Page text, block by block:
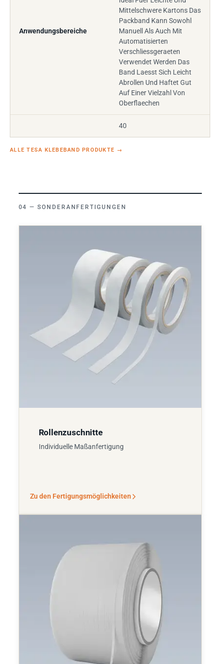
Anwendungsbereiche
Mittelschwere Kartons Das
Packband Kann Sowohl
Manuell Als Auch Mit
Automatisierten
Verschliessgeraeten
Verwendet Werden Das
Band Laesst Sich Leicht
Abrollen Und Haftet Gut
Auf Einer Vielzahl Von
Oberflaechen
40
ALLE TESA KLEBEBAND PRODUKTE →
SONDERANFERTIGUNGEN
Rollenzuschnitte
Individuelle Maßanfertigung
Zu den Fertigungsmöglichkeiten